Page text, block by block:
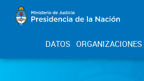
DATOS ORGANIZACIONES